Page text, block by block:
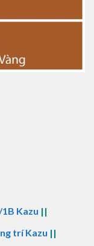
Kazu ||
trí Kazu ||